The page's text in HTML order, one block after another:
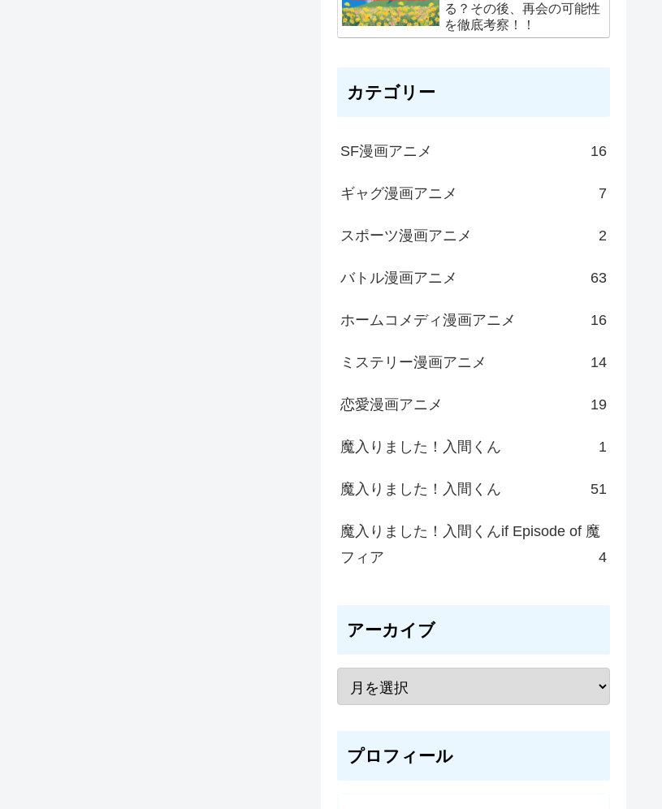
る？その後、再会の可能性
を徹底考察！！
カテゴリー
SF漫画アニメ 16
ギャグ漫画アニメ 7
スポーツ漫画アニメ 2
バトル漫画アニメ 63
ホームコメディ漫画アニメ 16
ミステリー漫画アニメ 14
恋愛漫画アニメ 19
魔入りました！入間くん 1
魔入りました！入間くん 51
魔入りました！入間くんif Episode of 魔
フィア
4
アーカイブ
プロフィール